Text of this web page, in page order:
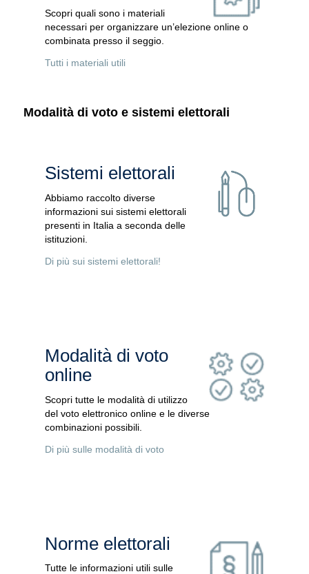
Scopri quali sono i materiali
necessari per organizzare un’elezione online o
combinata presso il seggio.
Tutti i materiali utili
Modalità di voto e sistemi elettorali
Sistemi elettorali
Abbiamo raccolto diverse
informazioni sui sistemi elettorali
presenti in Italia a seconda delle
istituzioni.
Di più sui sistemi elettorali!
Modalità di voto
online
Scopri tutte le modalità di utilizzo
del voto elettronico online e le diverse
combinazioni possibili.
Di più sulle modalità di voto
Norme elettorali
Tutte le informazioni utili sulle